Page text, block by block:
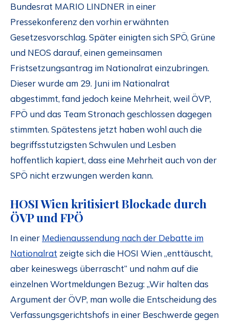
Bundesrat MARIO LINDNER in einer
Pressekonferenz den vorhin erwähnten
Gesetzesvorschlag. Später einigten sich SPÖ, Grüne
und NEOS darauf, einen gemeinsamen
Fristsetzungsantrag im Nationalrat einzubringen.
Dieser wurde am 29. Juni im Nationalrat
abgestimmt, fand jedoch keine Mehrheit, weil ÖVP,
FPÖ und das Team Stronach geschlossen dagegen
stimmten. Spätestens jetzt haben wohl auch die
begriffsstutzigsten Schwulen und Lesben
hoffentlich kapiert, dass eine Mehrheit auch von der
SPÖ nicht erzwungen werden kann.
HOSI Wien kritisiert Blockade durch
ÖVP und FPÖ
In einer Medienaussendung nach der Debatte im
Nationalrat zeigte sich die HOSI Wien „enttäuscht,
aber keineswegs überrascht“ und nahm auf die
einzelnen Wortmeldungen Bezug: „Wir halten das
Argument der ÖVP, man wolle die Entscheidung des
Verfassungsgerichtshofs in einer Beschwerde gegen